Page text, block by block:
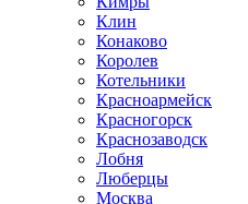
Клин
Конаково
Королев
Котельники
Красноармейск
Красногорск
Краснозаводск
Лобня
Люберцы
Москва